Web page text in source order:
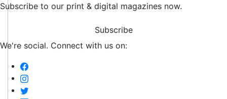
Subscribe to our print & digital magazines now.
Subscribe
We're social. Connect with us on: